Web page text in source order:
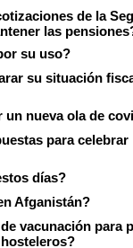
de la
las
su uso?
su situación
un nueva ola de
para celebrar
días?
Afganistán?
vacunación para